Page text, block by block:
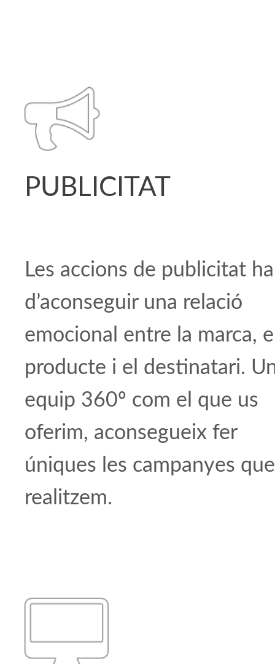
PUBLICITAT
Les accions de publicitat
d’aconseguir una relació
emocional entre la marca,
producte i el destinatari.
equip 360º com el que us
oferim, aconsegueix fer
úniques les campanyes que
realitzem.